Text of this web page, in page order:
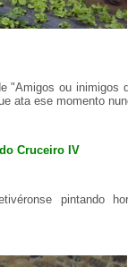
"Amigos ou inimigos
ata ese momento
Cruceiro IV
pintando